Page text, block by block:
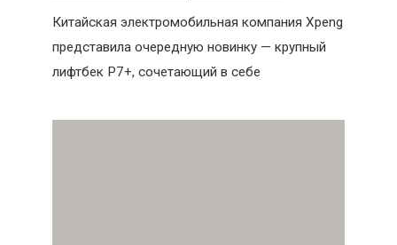
Китайская электромобильная компания Xpeng
представила очередную новинку — крупный
лифтбек P7+, сочетающий в себе